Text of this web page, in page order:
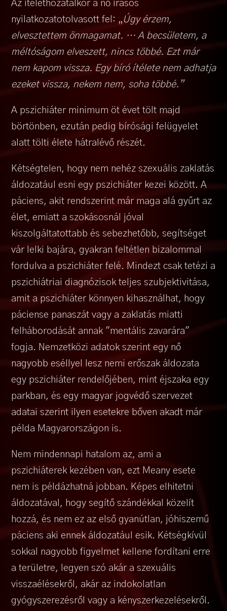
Az ítélethozatalkor a nő írásos
nyilatkozatotolvasott fel: „ Úgy érzem,
elvesztettem önmagamat. … A becsületem, a
méltóságom elveszett, nincs többé. Ezt már
nem kapom vissza. Egy bíró ítélete nem adhatja
ezeket vissza, nekem nem, soha többé.”
A pszichiáter minimum öt évet tölt majd
börtönben, ezután pedig bírósági felügyelet
alatt tölti élete hátralévő részét.
Kétségtelen, hogy nem nehéz szexuális zaklatás
áldozatául esni egy pszichiáter kezei között. A
páciens, akit rendszerint már maga alá gyűrt az
élet, emiatt a szokásosnál jóval
kiszolgáltatottabb és sebezhetőbb, segítséget
vár lelki bajára, gyakran feltétlen bizalommal
fordulva a pszichiáter felé. Mindezt csak tetézi a
pszichiátriai diagnózisok teljes szubjektivitása,
amit a pszichiáter könnyen kihasználhat, hogy
páciense panaszát vagy a zaklatás miatti
felháborodását annak "mentális zavarára"
fogja. Nemzetközi adatok szerint egy nő
nagyobb eséllyel lesz nemi erőszak áldozata
egy pszichiáter rendelőjében, mint éjszaka egy
parkban, és egy magyar jogvédő szervezet
adatai szerint ilyen esetekre bőven akadt már
példa Magyarországon is.
Nem mindennapi hatalom az, ami a
pszichiáterek kezében van, ezt Meany esete
nem is példázhatná jobban. Képes elhitetni
áldozatával, hogy segítő szándékkal közelít
hozzá, és nem ez az első gyanútlan, jóhiszemű
páciens aki ennek áldozatául esik. Kétségkívül
sokkal nagyobb figyelmet kellene fordítani erre
a területre, legyen szó akár a szexuális
visszaélésekről, akár az indokolatlan
gyógyszerezésről vagy a kényszerkezelésekről.